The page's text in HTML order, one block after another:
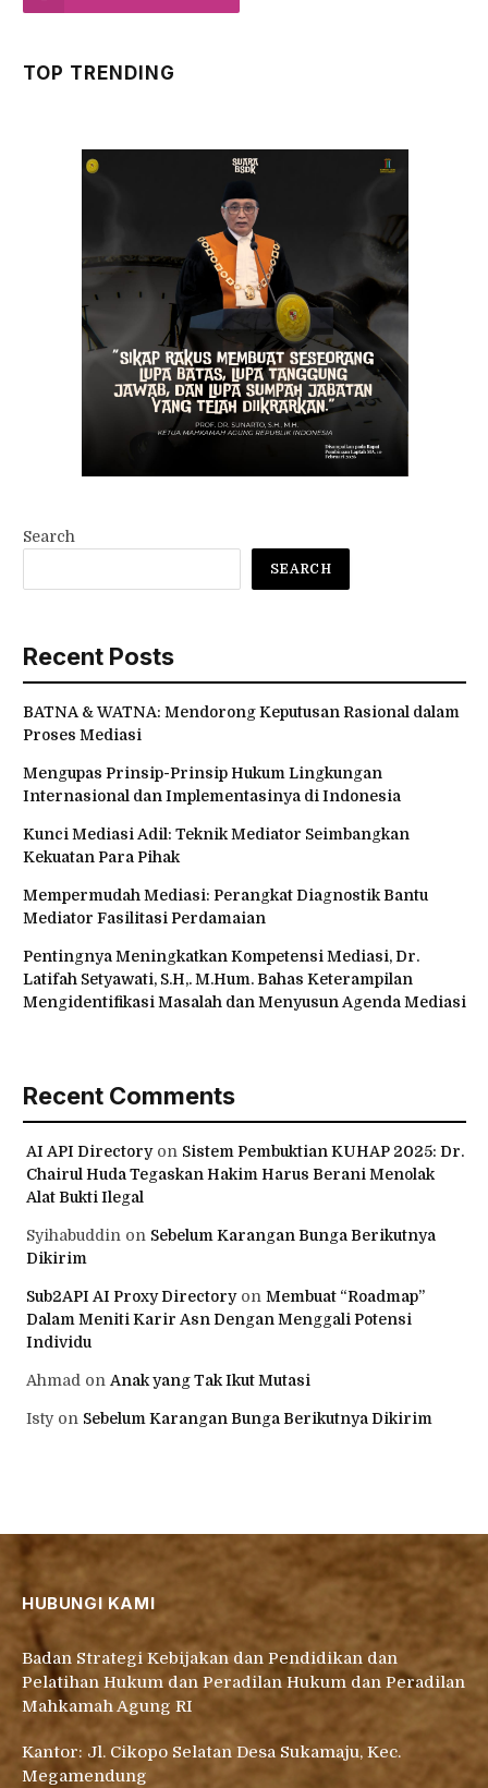
TOP TRENDING
Search
SEARCH
Recent Posts
BATNA & WATNA: Mendorong Keputusan Rasional dalam
Proses Mediasi
Mengupas Prinsip-Prinsip Hukum Lingkungan
Internasional dan Implementasinya di Indonesia
Kunci Mediasi Adil: Teknik Mediator Seimbangkan
Kekuatan Para Pihak
Mempermudah Mediasi: Perangkat Diagnostik Bantu
Mediator Fasilitasi Perdamaian
Pentingnya Meningkatkan Kompetensi Mediasi, Dr.
Latifah Setyawati, S.H,. M.Hum. Bahas Keterampilan
Mengidentifikasi Masalah dan Menyusun Agenda Mediasi
Recent Comments
AI API Directoryon Sistem Pembuktian KUHAP 2025: Dr.
Chairul Huda Tegaskan Hakim Harus Berani Menolak
Alat Bukti Ilegal
Syihabuddin on Sebelum Karangan Bunga Berikutnya
Dikirim
Sub2API AI Proxy Directoryon Membuat “Roadmap”
Dalam Meniti Karir Asn Dengan Menggali Potensi
Individu
Ahmad on Anak yang Tak Ikut Mutasi
Istyon Sebelum Karangan Bunga Berikutnya Dikirim
HUBUNGI KAMI
Badan Strategi Kebijakan dan Pendidikan dan
Pelatihan Hukum dan Peradilan Hukum dan Peradilan
Mahkamah Agung RI
Kantor: Jl. Cikopo Selatan Desa Sukamaju, Kec.
Megamendung